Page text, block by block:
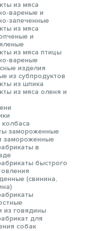
из мяса
вареные и
запеченные
из мяса
и
из мяса птицы
вареные
изделия
из субпродуктов
из шпика
из мяса оленя и
замороженные
замороженные
в
быстрого
(свинина,
из говядины
для
собак